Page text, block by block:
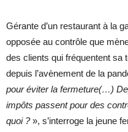
Gérante d’un restaurant à la
opposée au contrôle que
des clients qui fréquentent sa
depuis l’avènement de la
pour éviter la fermeture(…)
impôts passent pour des
quoi ?», s’interroge la jeune